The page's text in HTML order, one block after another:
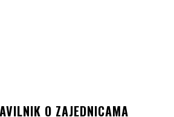
O ZAJEDNICAMA